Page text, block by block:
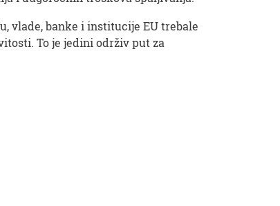
vlade, banke i institucije EU trebale
To je jedini održiv put za